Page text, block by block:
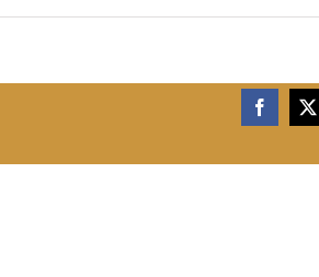
Facebook
X